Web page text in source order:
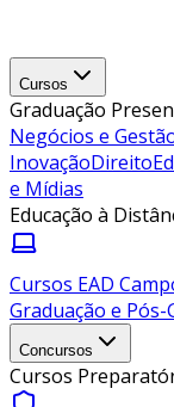
Cursos
Graduação
Negócios e
InovaçãoDireito
e Mídias
Educação à
Cursos EAD
Graduação e
Concursos
Cursos